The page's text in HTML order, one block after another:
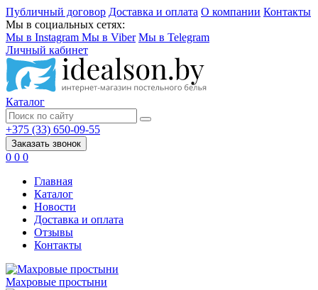
Публичный договор Доставка и оплата О компании Контакты
Мы в социальных сетях:
Мы в Instagram Мы в Viber Мы в Telegram
Личный кабинет
Каталог
+375 (33) 650-09-55
Заказать звонок
0 0 0
Главная
Каталог
Новости
Доставка и оплата
Отзывы
Контакты
Махровые простыни